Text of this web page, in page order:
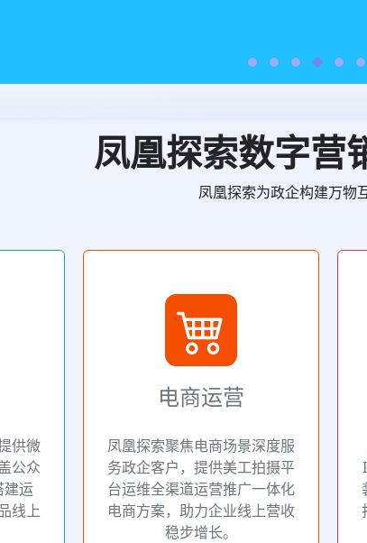
凤凰探索数字营
凤凰探索为政企构建万物
供微
公众
建运
线上
电商运营
凤凰探索聚焦电商场景深度服
务政企客户，提供美工拍摄平
台运维全渠道运营推广一体化
电商方案，助力企业线上营收
稳步增长。